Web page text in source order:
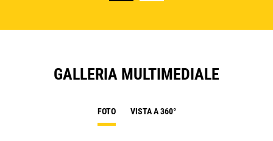
GALLERIA MULTIMEDIALE
FOTO VISTA A 360°